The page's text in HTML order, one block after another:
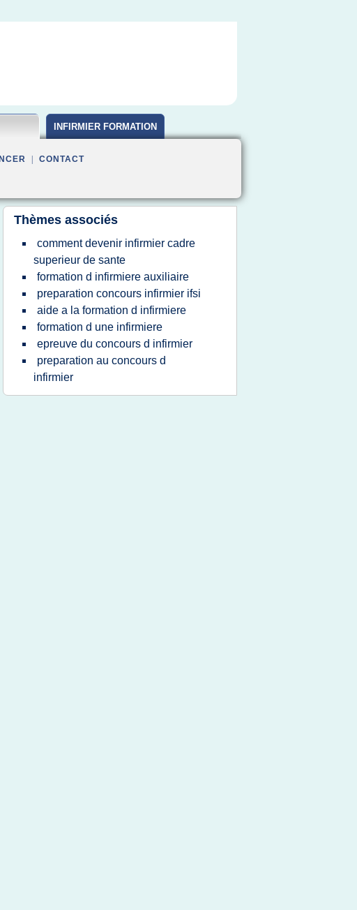
INFIRMIER FORMATION
CONTACT
Thèmes associés
comment devenir infirmier cadre
superieur de sante
formation d infirmiere auxiliaire
preparation concours infirmier ifsi
aide a la formation d infirmiere
formation d une infirmiere
epreuve du concours d infirmier
preparation au concours d
infirmier